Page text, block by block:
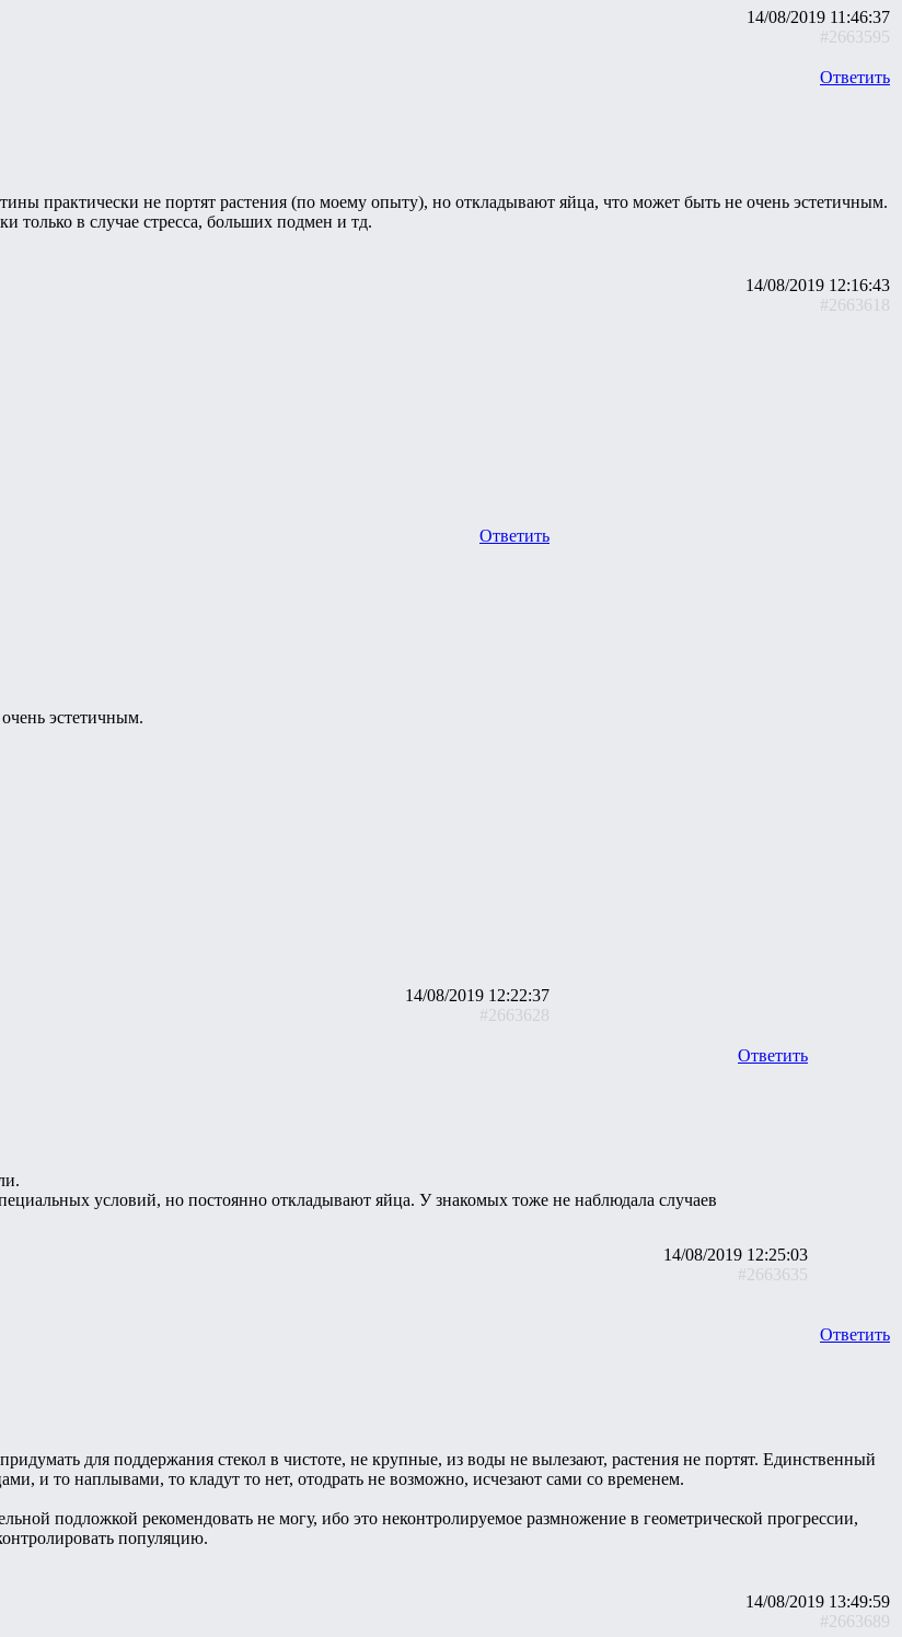
14/08/2019 11:46:37
#2663595
Ответить
практически не портят растения (по моему опыту), но откладывают яйца, что может быть не очень эстетичным.
только в случае стресса, больших подмен и тд.
14/08/2019 12:16:43
#2663618
Ответить
эстетичным.
14/08/2019 12:22:37
#2663628
Ответить
условий, но постоянно откладывают яйца. У знакомых тоже не наблюдала случаев
14/08/2019 12:25:03
#2663635
Ответить
для поддержания стекол в чистоте, не крупные, из воды не вылезают, растения не портят. Единственный
и то наплывами, то кладут то нет, отодрать не возможно, исчезают сами со временем.
подложкой рекомендовать не могу, ибо это неконтролируемое размножение в геометрической прогрессии,
популяцию.
14/08/2019 13:49:59
#2663689